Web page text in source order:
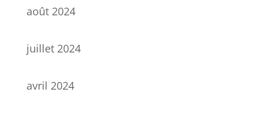
août 2024
juillet 2024
avril 2024